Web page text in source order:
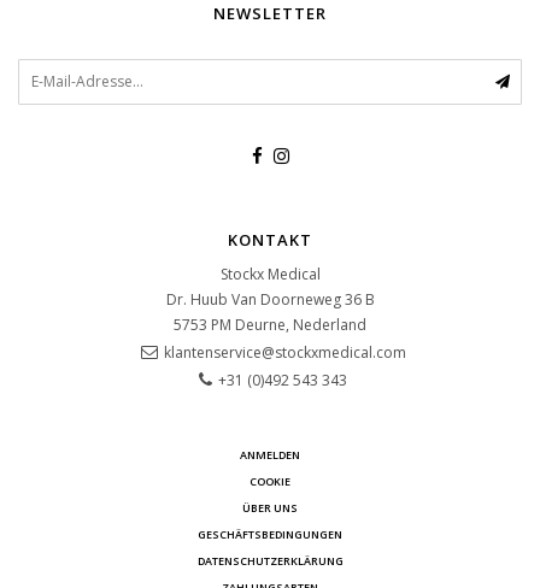
NEWSLETTER
KONTAKT
Stockx Medical
Dr. Huub Van Doorneweg 36 B
5753 PM Deurne, Nederland
klantenservice@stockxmedical.com
+31 (0)492 543 343
ANMELDEN
COOKIE
ÜBER UNS
GESCHÄFTSBEDINGUNGEN
DATENSCHUTZERKLÄRUNG